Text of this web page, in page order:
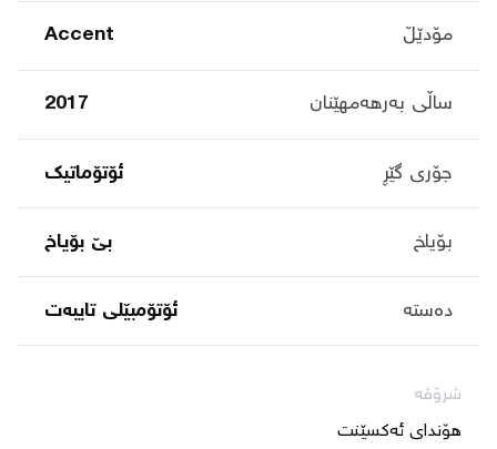
مۆدێڵ Accent
ساڵی بەرهەمهێنان 2017
جۆری گێڕ ئۆتۆماتیک
بۆیاخ بێ بۆیاخ
دەستە ئۆتۆمبێلی تایبه‌ت
شرۆڤە